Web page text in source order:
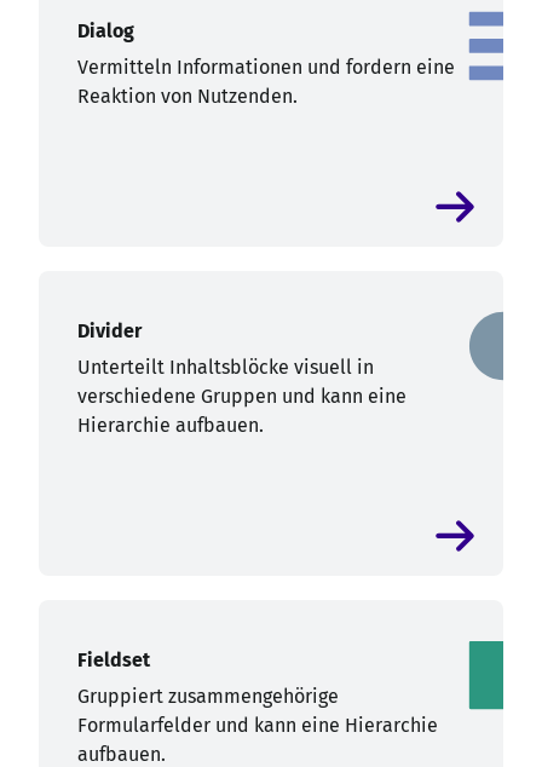
Dialog
Vermitteln Informationen und fordern eine
Reaktion von Nutzenden.
Divider
Unterteilt Inhaltsblöcke visuell in
verschiedene Gruppen und kann eine
Hierarchie aufbauen.
Fieldset
Gruppiert zusammengehörige
Formularfelder und kann eine Hierarchie
aufbauen.